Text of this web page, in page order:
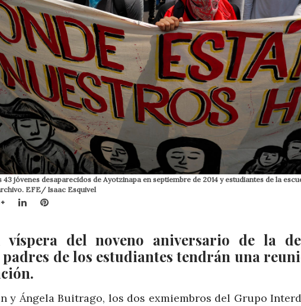
43 jóvenes desaparecidos de Ayotzinapa en septiembre de 2014 y estudiantes de la
EFE/ Isaac Esquivel
Google+LinkedInPinterest
víspera del noveno aniversario de la
padres de los estudiantes tendrán una
y Ángela Buitrago, los dos exmiembros del Grupo